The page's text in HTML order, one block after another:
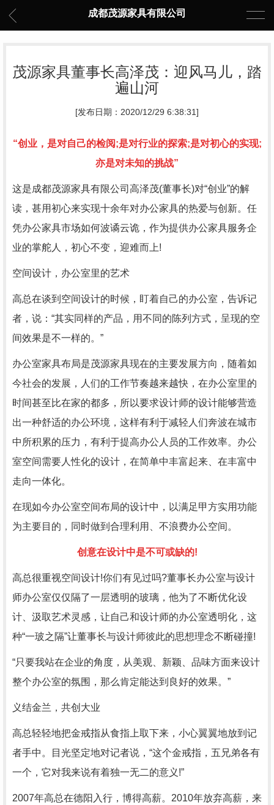
成都茂源家具有限公司
茂源家具董事长高泽茂：迎风马儿，踏
遍山河
[发布日期：2020/12/29 6:38:31]
“创业，是对自己的检阅;是对行业的探索;是对初心的实现;
亦是对未知的挑战”
这是成都茂源家具有限公司高泽茂(董事长)对“创业”的解
读，甚用初心来实现十余年对办公家具的热爱与创新。任
凭办公家具市场如何波谲云诡，作为提供办公家具服务企
业的掌舵人，初心不变，迎难而上!
空间设计，办公室里的艺术
高总在谈到空间设计的时候，盯着自己的办公室，告诉记
者，说：“其实同样的产品，用不同的陈列方式，呈现的空
间效果是不一样的。”
办公室家具布局是茂源家具现在的主要发展方向，随着如
今社会的发展，人们的工作节奏越来越快，在办公室里的
时间甚至比在家的都多，所以要求设计师的设计能够营造
出一种舒适的办公环境，这样有利于减轻人们奔波在城市
中所积累的压力，有利于提高办公人员的工作效率。办公
室空间需要人性化的设计，在简单中丰富起来、在丰富中
走向一体化。
在现如今办公室空间布局的设计中，以满足甲方实用功能
为主要目的，同时做到合理利用、不浪费办公空间。
创意在设计中是不可或缺的!
高总很重视空间设计!你们有见过吗?董事长办公室与设计
师办公室仅仅隔了一层透明的玻璃，他为了不断优化设
计、汲取艺术灵感，让自己和设计师的办公室透明化，这
种“一玻之隔”让董事长与设计师彼此的思想理念不断碰撞!
“只要我站在企业的角度，从美观、新颖、品味方面来设计
整个办公室的氛围，那么肯定能达到良好的效果。”
义结金兰，共创大业
高总轻轻地把金戒指从食指上取下来，小心翼翼地放到记
者手中。目光坚定地对记者说，“这个金戒指，五兄弟各有
一个，它对我来说有着独一无二的意义!”
2007年高总在德阳入行，博得高薪。2010年放弃高薪，来